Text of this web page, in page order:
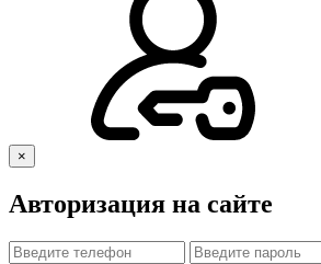
×
Авторизация на сайте